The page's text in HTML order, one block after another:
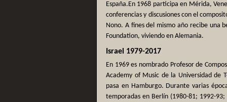
España.En 1968 participa en Mérida,
conferencias y discusiones con el
Nono. A fines del mismo año recibe una
Foundation, viviendo en Alemania.
Israel 1979-2017
En 1969 es nombrado Profesor de
Academy of Music de la Universidad de
pasa en Hamburgo. Durante varias
temporadas en Berlín (1980-81; 1992-